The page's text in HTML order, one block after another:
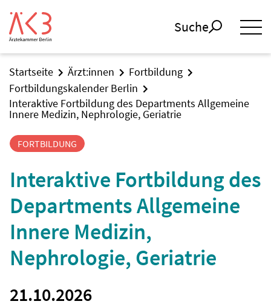
Suche
Startseite Ärzt:innen
Fortbildung
Fortbildungskalender Berlin
Interaktive Fortbildung des Departments Allgemeine
Innere Medizin, Nephrologie, Geriatrie
FORTBILDUNG
Interaktive Fortbildung des
Departments Allgemeine
Innere Medizin,
Nephrologie, Geriatrie
21.10.2026